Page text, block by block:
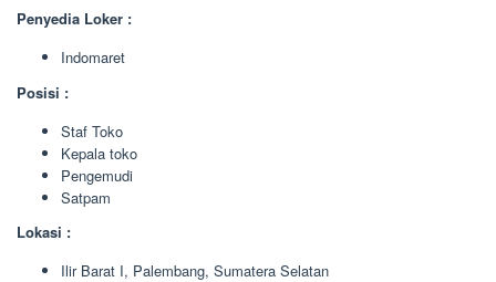
Penyedia Loker :
Indomaret
Posisi :
Staf Toko
Kepala toko
Pengemudi
Satpam
Lokasi :
Ilir Barat I, Palembang, Sumatera Selatan